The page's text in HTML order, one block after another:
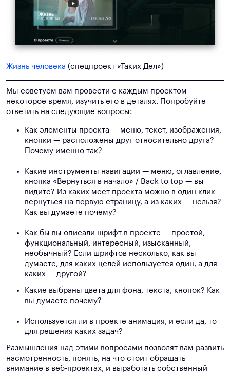
Жизнь человека (спецпроект «Таких Дел»)
Мы советуем вам провести с каждым проектом
некоторое время, изучить его в деталях. Попробуйте
ответить на следующие вопросы:
Как элементы проекта — меню, текст, изображения,
кнопки — расположены друг относительно друга?
Почему именно так?
Какие инструменты навигации — меню, оглавление,
кнопка «Вернуться в начало» / Back to top — вы
видите? Из каких мест проекта можно в один клик
вернуться на первую страницу, а из каких — нельзя?
Как вы думаете почему?
Как бы вы описали шрифт в проекте — простой,
функциональный, интересный, изысканный,
необычный? Если шрифтов несколько, как вы
думаете, для каких целей используется один, а для
каких — другой?
Какие выбраны цвета для фона, текста, кнопок? Как
вы думаете почему?
Используется ли в проекте анимация, и если да, то
для решения каких задач?
Размышления над этими вопросами позволят вам развить
насмотренность, понять, на что стоит обращать
внимание в веб-проектах, и выработать собственный